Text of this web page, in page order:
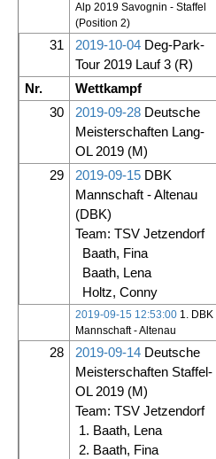
Alp 2019 Savognin - Staffel
(Position 2)
31 2019-10-04 Deg-Park-
Tour 2019 Lauf 3 (R)
Nr. Wettkampf
30
2019-09-28 Deutsche
Meisterschaften Lang-
OL 2019 (M)
29 2019-09-15 DBK
Mannschaft - Altenau
(DBK)
Team: TSV Jetzendorf
Baath, Fina
Baath, Lena
Holtz, Conny
2019-09-15 12:53:00 1. DBK
Mannschaft - Altenau
28 2019-09-14 Deutsche
Meisterschaften Staffel-
OL 2019 (M)
Team: TSV Jetzendorf
1. Baath, Lena
2. Baath, Fina